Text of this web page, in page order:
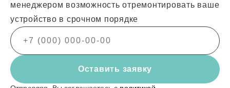
менеджером возможность отремонтировать ваше
устройство в срочном порядке
Оставить заявку